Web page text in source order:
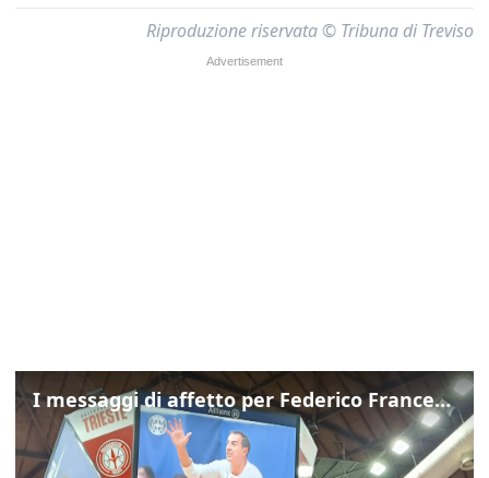
Riproduzione riservata © Tribuna di Treviso
I messaggi di affetto per Federico Franceschin: così il mondo del basket gli è stato accanto fino all’ultimo